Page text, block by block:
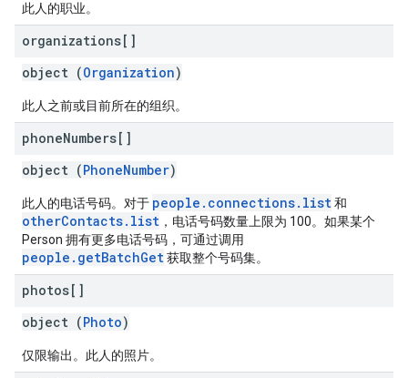
此人的职业。
organizations[]
object (Organization)
此人之前或目前所在的组织。
phoneNumbers[]
object (PhoneNumber)
此人的电话号码。对于 people.connections.list和
otherContacts.list ，电话号码数量上限为 100。如果某个
Person 拥有更多电话号码，可通过调用
people.getBatchGet获取整个号码集。
photos[]
object (Photo)
仅限输出。此人的照片。